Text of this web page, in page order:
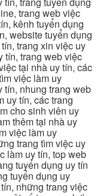
trang web việc
kênh tuyển dụng
website tuyển dụng
trang xin việc uy
tín, trang web việc
tại nhà uy tín, các
việc làm uy
tín, nhung trang web
uy tín, các trang
cho sinh viên uy
thêm tại nhà uy
việc làm uy
trang tìm việc uy
làm uy tín, top web
tuyển dụng uy tín
tuyển dụng uy
những trang việc